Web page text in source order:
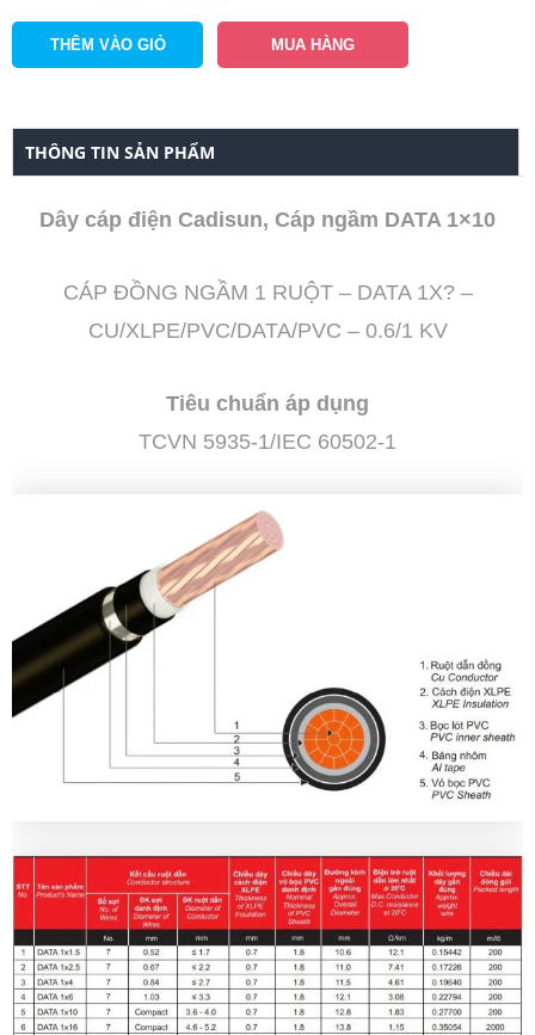
THÔNG TIN SẢN PHẨM
Dây cáp điện Cadisun, Cáp ngầm DATA 1×10
CÁP ĐỒNG NGẦM 1 RUỘT – DATA 1X? –
CU/XLPE/PVC/DATA/PVC – 0.6/1 KV
Tiêu chuẩn áp dụng
TCVN 5935-1/IEC 60502-1